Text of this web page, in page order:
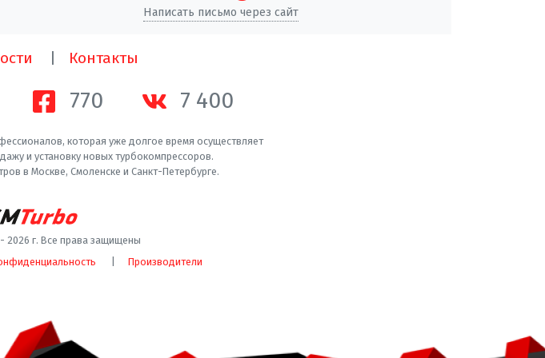
Написать письмо через сайт
Контакты
770 7 400
которая уже долгое время осуществляет
и установку новых турбокомпрессоров.
в Москве, Смоленске и Санкт-Петербурге.
2026 г. Все права защищены
Производители